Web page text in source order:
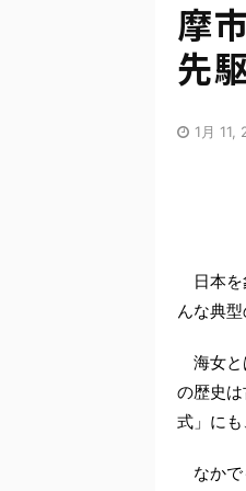
摩
先
1月 11,
日本を
んな典
海女と
の歴史
式」に
なかで